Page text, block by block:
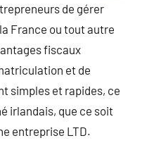
de gérer
France ou tout autre
fiscaux
et de
simples et rapides, ce
irlandais, que ce soit
entreprise LTD.